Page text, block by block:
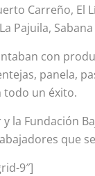
Carreño, El
Pajuila,
con
panela,
todo un éxito.
y la Fundación
que
9″]